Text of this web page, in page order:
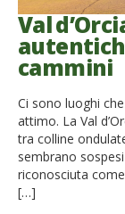
Val
cammini
Ci sono luoghi
attimo. La Val
tra colline
sembrano
riconosciuta
[…]